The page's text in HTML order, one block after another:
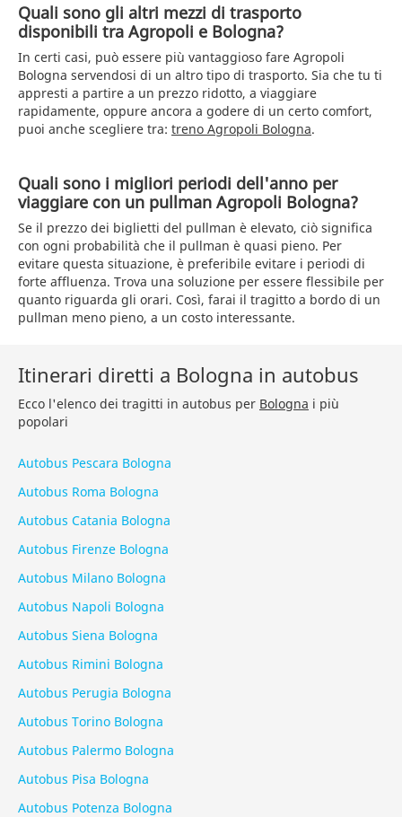
Quali sono gli altri mezzi di trasporto
disponibili tra Agropoli e Bologna?
In certi casi, può essere più vantaggioso fare Agropoli
Bologna servendosi di un altro tipo di trasporto. Sia che tu ti
appresti a partire a un prezzo ridotto, a viaggiare
rapidamente, oppure ancora a godere di un certo comfort,
puoi anche scegliere tra: treno Agropoli Bologna.
Quali sono i migliori periodi dell'anno per
viaggiare con un pullman Agropoli Bologna?
Se il prezzo dei biglietti del pullman è elevato, ciò significa
con ogni probabilità che il pullman è quasi pieno. Per
evitare questa situazione, è preferibile evitare i periodi di
forte affluenza. Trova una soluzione per essere flessibile per
quanto riguarda gli orari. Così, farai il tragitto a bordo di un
pullman meno pieno, a un costo interessante.
Itinerari diretti a Bologna in autobus
Ecco l'elenco dei tragitti in autobus per Bologna i più
popolari
Autobus Pescara Bologna
Autobus Roma Bologna
Autobus Catania Bologna
Autobus Firenze Bologna
Autobus Milano Bologna
Autobus Napoli Bologna
Autobus Siena Bologna
Autobus Rimini Bologna
Autobus Perugia Bologna
Autobus Torino Bologna
Autobus Palermo Bologna
Autobus Pisa Bologna
Autobus Potenza Bologna